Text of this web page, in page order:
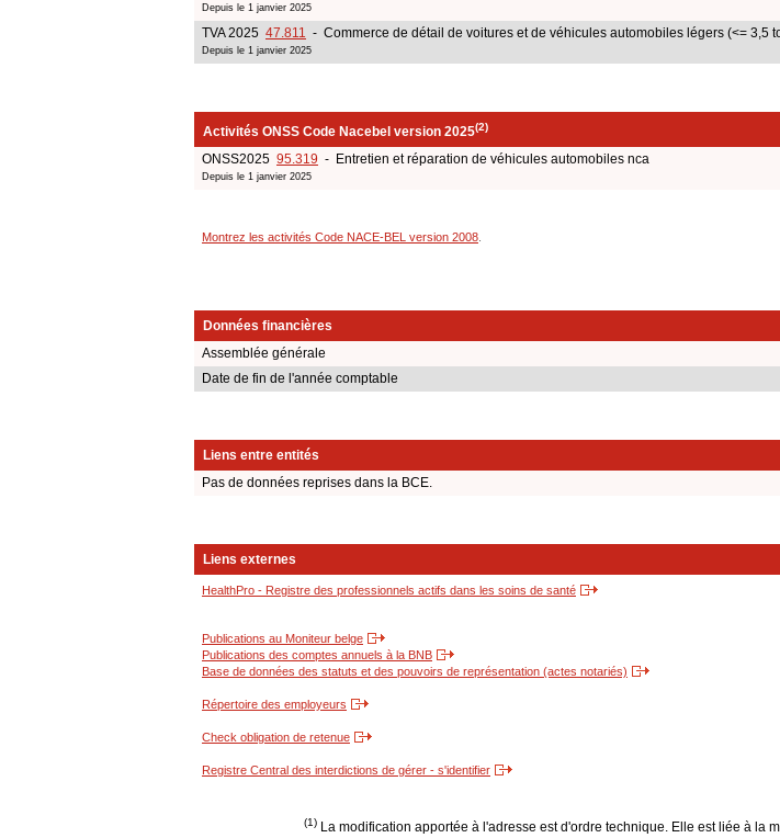
Depuis le 1 janvier 2025
TVA 2025 47.811 - Commerce de détail de voitures et de véhicules automobiles légers (<= 3,5
Depuis le 1 janvier 2025
Activités ONSS Code Nacebel version 2025(2)
ONSS2025 95.319 - Entretien et réparation de véhicules automobiles nca
Depuis le 1 janvier 2025
Montrez les activités Code NACE-BEL version 2008
Données financières
Assemblée générale
Date de fin de l'année comptable
Liens entre entités
Pas de données reprises dans la BCE.
Liens externes
HealthPro - Registre des professionnels actifs dans les soins de santé
Publications au Moniteur belge
Publications des comptes annuels à la BNB
Base de données des statuts et des pouvoirs de représentation (actes notariés)
Répertoire des employeurs
Check obligation de retenue
Registre Central des interdictions de gérer - s'identifier
(1) La modification apportée à l'adresse est d'ordre technique. Elle est liée à la